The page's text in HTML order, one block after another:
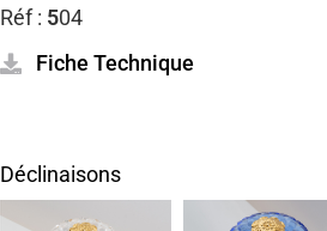
Réf : 504
Fiche Technique
Déclinaisons